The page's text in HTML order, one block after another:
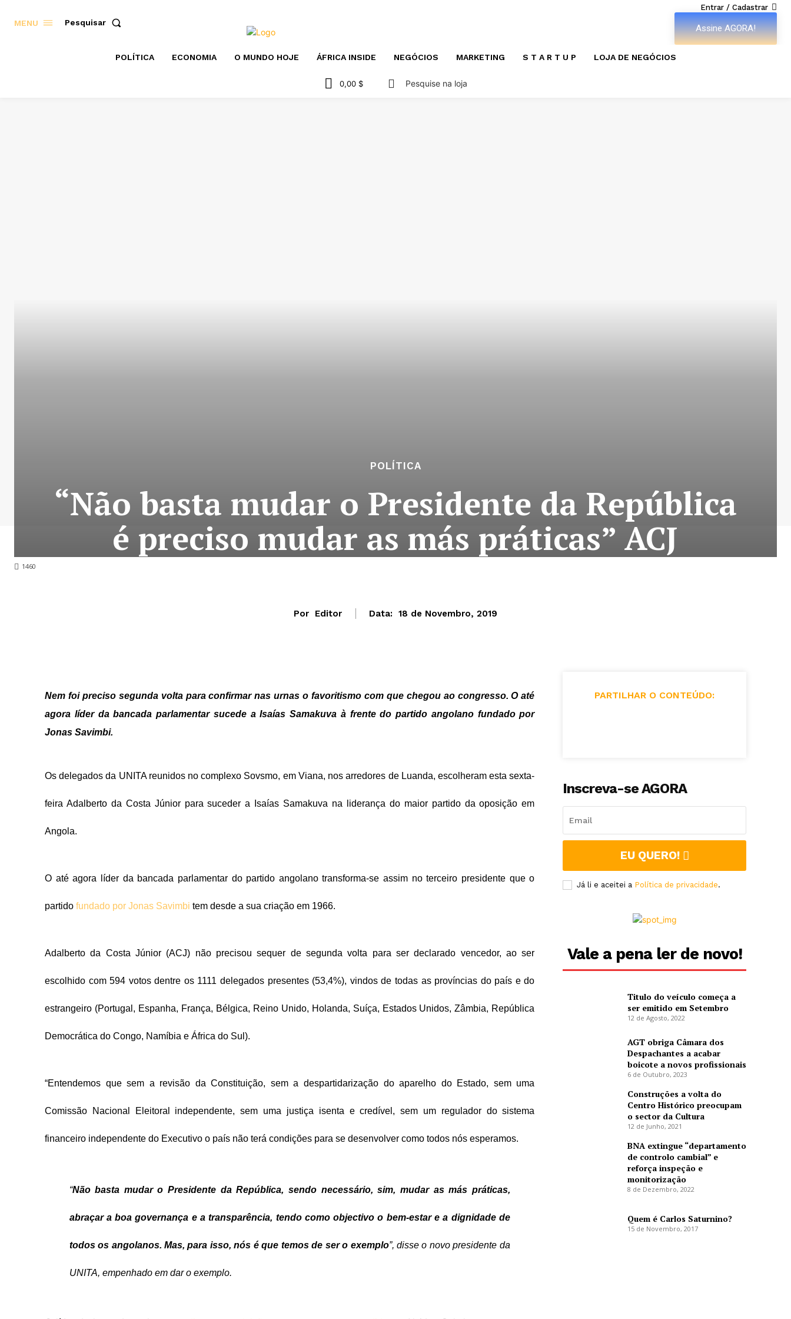
MENU Pesquisar
Entrar / Cadastrar
Assine AGORA!
POLÍTICA ECONOMIA O MUNDO HOJE ÁFRICA INSIDE NEGÓCIOS MARKETING S T A R T U P LOJA DE NEGÓCIOS
0,00 $ Pesquise na loja
1460
POLÍTICA
“Não basta mudar o Presidente da República
é preciso mudar as más práticas” ACJ
Por Editor Data: 18 de Novembro, 2019
Nem foi preciso segunda volta para confirmar nas urnas o favoritismo com que chegou ao congresso. O até
agora líder da bancada parlamentar sucede a Isaías Samakuva à frente do partido angolano fundado por
Jonas Savimbi.
Os delegados da UNITA reunidos no complexo Sovsmo, em Viana, nos arredores de Luanda, escolheram esta sexta-
feira Adalberto da Costa Júnior para suceder a Isaías Samakuva na liderança do maior partido da oposição em
Angola.
O até agora líder da bancada parlamentar do partido angolano transforma-se assim no terceiro presidente que o
partido fundado por Jonas Savimbi tem desde a sua criação em 1966.
Adalberto da Costa Júnior (ACJ) não precisou sequer de segunda volta para ser declarado vencedor, ao ser
escolhido com 594 votos dentre os 1111 delegados presentes (53,4%), vindos de todas as províncias do país e do
estrangeiro (Portugal, Espanha, França, Bélgica, Reino Unido, Holanda, Suíça, Estados Unidos, Zâmbia, República
Democrática do Congo, Namíbia e África do Sul).
“Entendemos que sem a revisão da Constituição, sem a despartidarização do aparelho do Estado, sem uma
Comissão Nacional Eleitoral independente, sem uma justiça isenta e credível, sem um regulador do sistema
financeiro independente do Executivo o país não terá condições para se desenvolver como todos nós esperamos.
“Não basta mudar o Presidente da República, sendo necessário, sim, mudar as más práticas,
abraçar a boa governança e a transparência, tendo como objectivo o bem-estar e a dignidade de
todos os angolanos. Mas, para isso, nós é que temos de ser o exemplo”, disse o novo presidente da
UNITA, empenhado em dar o exemplo.
PARTILHAR O CONTEÚDO:
Inscreva-se AGORA
EU QUERO!
Já li e aceitei a Política de privacidade.
Vale a pena ler de novo!
Titulo do veículo começa a
ser emitido em Setembro
12 de Agosto, 2022
AGT obriga Câmara dos
Despachantes a acabar
boicote a novos profissionais
6 de Outubro, 2023
Construções a volta do
Centro Histórico preocupam
o sector da Cultura
12 de Junho, 2021
BNA extingue “departamento
de controlo cambial” e
reforça inspeção e
monitorização
8 de Dezembro, 2022
Quem é Carlos Saturnino?
15 de Novembro, 2017